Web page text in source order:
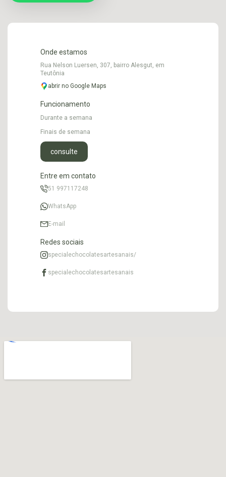
Onde estamos
Rua Nelson Luersen, 307, bairro Alesgut, em
Teutônia
abrir no Google Maps
Funcionamento
Durante a semana
Finais de semana
consulte
Entre em contato
51 997117248
WhatsApp
E-mail
Redes sociais
specialechocolatesartesanais/
specialechocolatesartesanais